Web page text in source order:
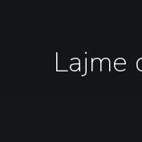
Lajme